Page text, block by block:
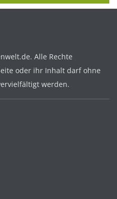
Alle Rechte
oder ihr Inhalt darf ohne
werden.